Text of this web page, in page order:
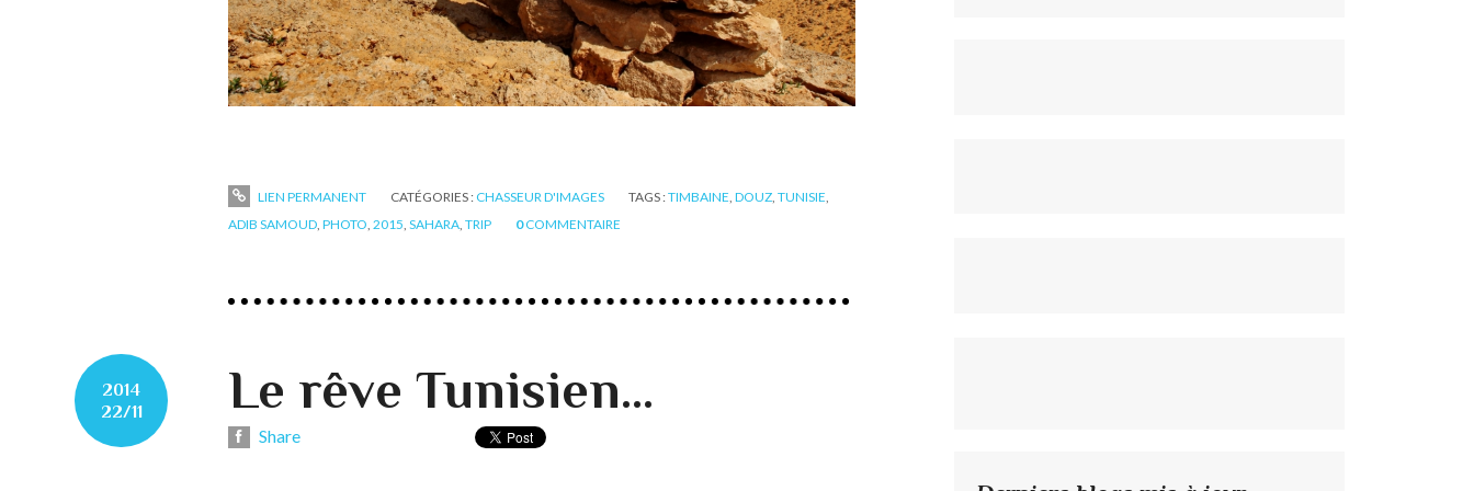
LIEN PERMANENT CATÉGORIES : CHASSEUR D'IMAGES TAGS :TIMBAINE, DOUZ, TUNISIE,
ADIB SAMOUD, PHOTO, 2015, SAHARA, TRIP 0 COMMENTAIRE
2014
22/11
Le rêve Tunisien...
Share